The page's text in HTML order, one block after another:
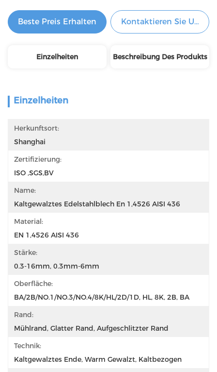
Beste Preis Erhalten Kontaktieren Sie Uns
Einzelheiten Beschreibung Des Produkts
Einzelheiten
Herkunftsort:
Shanghai
Zertifizierung:
ISO ,SGS,BV
Name:
Kaltgewalztes Edelstahlblech En 1,4526 AISI 436
Material:
EN 1,4526 AISI 436
Stärke:
0.3-16mm, 0.3mm-6mm
Oberfläche:
BA/2B/NO.1/NO.3/NO.4/8K/HL/2D/1D, HL, 8K, 2B, BA
Rand:
Mühlrand, Glatter Rand, Aufgeschlitzter Rand
Technik:
Kaltgewalztes Ende, Warm Gewalzt, Kaltbezogen